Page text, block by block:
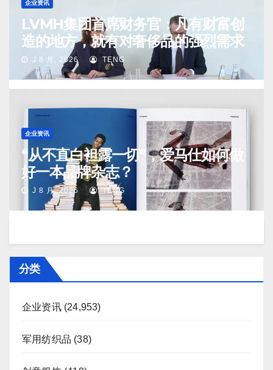
企业资讯
LVMH集团首席财务官：凡有财富创
造的地方，就有对奢侈品的强烈需求
J 8 月, 2026 TENG
企业资讯
“从不直白袒露一切”，爱马仕如何做
好一本品牌杂志？
J 8 月, 2026 TENG
分类
企业资讯(24,953)
军用纺织品 (38)